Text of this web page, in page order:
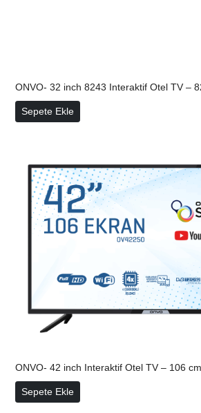
ONVO- 32 inch 8243 Interaktif Otel TV –
Sepete Ekle
ONVO- 42 inch Interaktif Otel TV – 106 cm
Sepete Ekle